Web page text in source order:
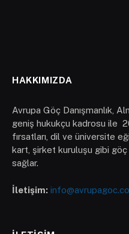
HAKKIMIZDA
Avrupa Göç Danışmanlık,
geniş hukukçu kadrosu ile
fırsatları, dil ve üniversite
kart, şirket kuruluşu gibi göç
sağlar.
İletişim: